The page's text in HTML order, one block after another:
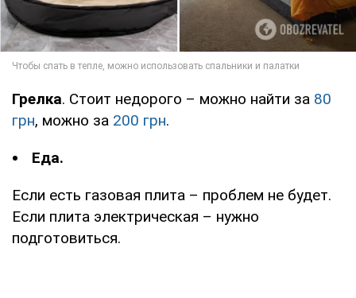
Грелка. Стоит недорого – можно найти за 80
грн, можно за 200 грн.
Еда.
Если есть газовая плита – проблем не будет.
Если плита электрическая – нужно
подготовиться.